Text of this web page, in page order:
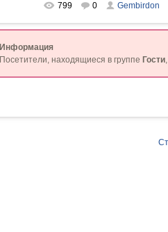
799 0 Gembirdon
Информация
Посетители, находящиеся в группе Гости